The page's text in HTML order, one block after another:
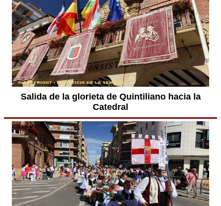
Salida de la glorieta de Quintiliano hacia la
Catedral